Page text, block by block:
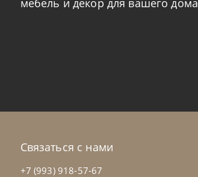
мебель и декор для вашего дома
Связаться с нами
+7 (993) 918-57-67